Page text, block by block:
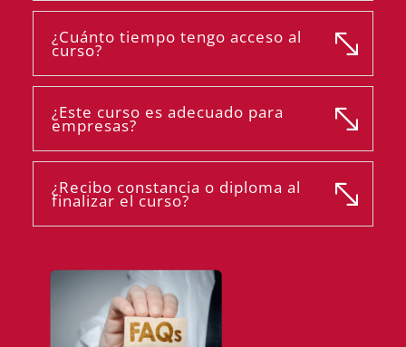
¿Cuánto tiempo tengo acceso al
curso?
¿Este curso es adecuado para
empresas?
¿Recibo constancia o diploma al
finalizar el curso?